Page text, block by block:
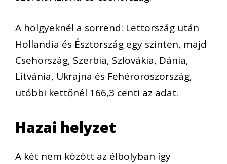
A hölgyeknél a sorrend: Lettország után
Hollandia és Észtország egy szinten, majd
Csehország, Szerbia, Szlovákia, Dánia,
Litvánia, Ukrajna és Fehéroroszország,
utóbbi kettőnél 166,3 centi az adat.
Hazai helyzet
A két nem között az élbolyban így